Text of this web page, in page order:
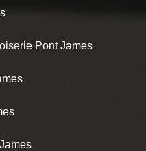
Pont James